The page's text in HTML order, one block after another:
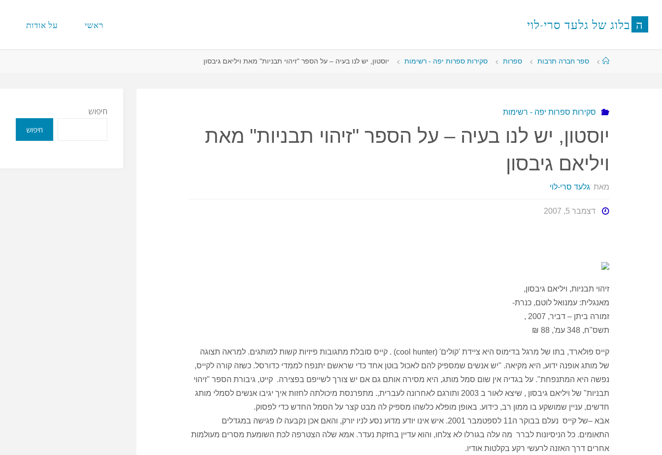
ה בלוג של גלעד סרי-לוי ראשי על אודות
עמודספר חברה תרבות ספרות סקירות ספרות יפה - רשימות יוסטון, יש לנו בעיה – על הספר "זיהוי תבניות" מאת ויליאם גיבסון
סקירות ספרות יפה - רשימות
יוסטון, יש לנו בעיה – על הספר "זיהוי תבניות" מאת
ויליאם גיבסון
מאת גלעד סרי-לוי
דצמבר 5, 2007
זיהוי תבניות, ויליאם גיבסון,
מאנגלית: עמנואל לוטם, כנרת-
זמורה ביתן – דביר, 2007 ,
תשס"ח, 348 עמ', 88 ₪
קייס פולארד, בתו של מרגל בדימוס היא ציידת 'קולים' (cool hunter) . קייס סובלת מתגובות פיזיות קשות למותגים. למראה תצוגה
של מותג אופנה ידוע, היא מקיאה. "יש אנשים שמספיק להם לאכול בוטן אחד כדי שראשם יתנפח לממדי כדורסל. כשזה קורה לקייס,
נפשה היא המתנפחת". על בגדיה אין שום סמל מותג, היא מסירה אותם גם אם יש צורך לשייפם בפצירה. קייט, גיבורת הספר "זיהוי
תבניות" של ויליאם גיבסון , שיצא לאור ב 2003 ותורגם לאחרונה לעברית,. מתפרנסת מיכולתה לחזות איך יגיבו אנשים לסמלי מותג
חדשים, עניין שמושקע בו ממון רב, כידוע. באופן מופלא כלשהו מספיק לה מבט קצר על הסמל החדש כדי לפסוק.
אבא –של קייס נעלם בבוקר ה11 לספטמבר 2001. איש אינו יודע מדוע נסע לניו יורק, והאם אכן נקבעה לו פגישה במגדלים
התאומים. כל הניסיונות לברר מה עלה בגורלו לא צלחו, והוא עדיין בחזקת נעדר. אמא שלה הצטרפה לכת השומעת מסרים מעולמות
אחרים דרך האזנה לרעשי רקע בקלטות אודיו.
חיפוש
חיפוש